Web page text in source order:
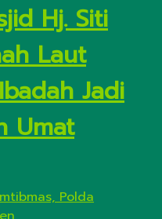
Hj. Siti
Laut
Jadi
Umat